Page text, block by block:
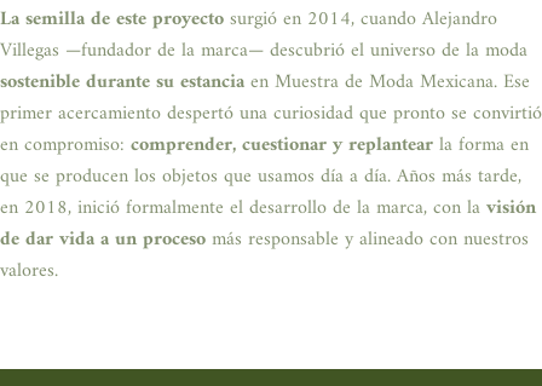
La semilla de este proyectosurgió en 2014, cuando Alejandro
Villegas —fundador de la marca— descubrió el universo de la moda
sostenible durante su estanciaen Muestra de Moda Mexicana. Ese
primer acercamiento despertó una curiosidad que pronto se convirtió
en compromiso: comprender, cuestionar y replantearla forma en
que se producen los objetos que usamos día a día. Años más tarde,
en 2018, inició formalmente el desarrollo de la marca, con lavisión
de dar vida a un procesomás responsable y alineado con nuestros
valores.